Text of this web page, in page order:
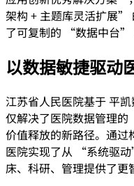
架构 + 主题库灵活扩展”
了可复制的 “数据中台”
以数据敏捷驱动
江苏省人民医院基于 平
仅解决了医院数据管理
价值释放的新路径。通过
医院实现了从 “系统驱
床、科研、管理提供了更